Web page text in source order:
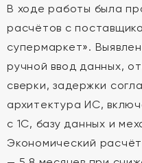
В ходе работы была
расчётов с
супермаркет».
ручной ввод данных,
сверки, задержки
архитектура ИС,
с 1С, базу данных и
Экономический